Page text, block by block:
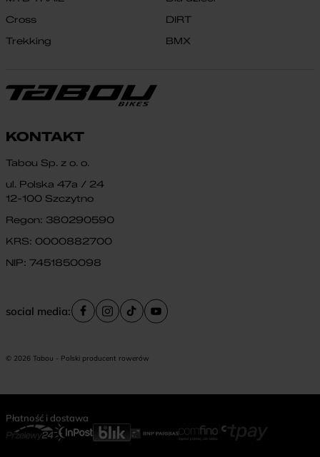
Cross
Trekking
DIRT
BMX
KONTAKT
Tabou Sp. z o. o.
ul. Polska 47a / 24
12-100 Szczytno
Regon: 380290590
KRS: 0000882700
NIP: 7451850098
social media:
© 2026 Tabou - Polski producent rowerów
Płatność i dostawa